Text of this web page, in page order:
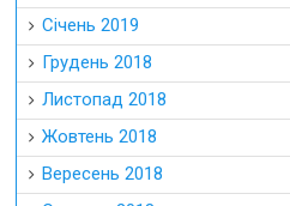
Січень 2019
Грудень 2018
Листопад 2018
Жовтень 2018
Вересень 2018